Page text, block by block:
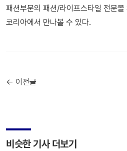
패션부문의 패션/라이프스타일 전문
코리아에서 만나볼 수 있다.
← 이전글
비슷한 기사 더보기